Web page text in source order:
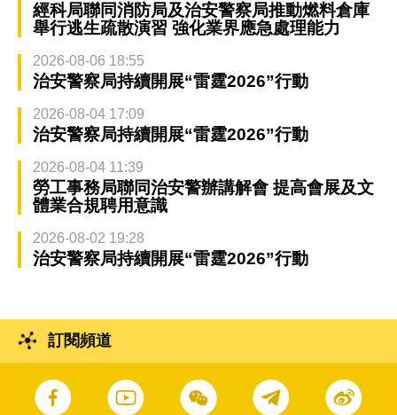
經科局聯同消防局及治安警察局推動燃料倉庫
舉行逃生疏散演習 強化業界應急處理能力
2026-08-06 18:55
治安警察局持續開展“雷霆2026”行動
2026-08-04 17:09
治安警察局持續開展“雷霆2026”行動
2026-08-04 11:39
勞工事務局聯同治安警辦講解會 提高會展及文
體業合規聘用意識
2026-08-02 19:28
治安警察局持續開展“雷霆2026”行動
訂閱頻道